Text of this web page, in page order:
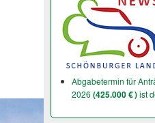
Abgabetermin für
2026 (425.000 € )ist